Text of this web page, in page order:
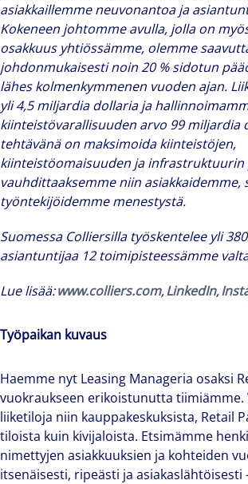
asiakkaillemme neuvonantoa ja
Kokeneen johtomme avulla, jolla on
osakkuus yhtiössämme, olemme
johdonmukaisesti noin 20 % sidotun
lähes kolmenkymmenen vuoden ajan.
yli 4,5 miljardia dollaria ja
kiinteistövarallisuuden arvo 99 miljardia
tehtävänä on maksimoida kiinteistöjen,
kiinteistöomaisuuden ja
vauhdittaaksemme niin asiakkaidemme,
työntekijöidemme menestystä.
Suomessa Colliersilla työskentelee yli
asiantuntijaa 12 toimipisteessämme
Lue lisää:www.colliers.com,LinkedIn,
Työpaikan kuvaus
Haemme nyt Leasing Manageria osaksi
vuokraukseen erikoistunutta tiimiämme.
liiketiloja niin kauppakeskuksista, Retail
tiloista kuin kivijaloista. Etsimämme
nimettyjen asiakkuuksien ja kohteiden
itsenäisesti, ripeästi ja asiakaslähtöisesti